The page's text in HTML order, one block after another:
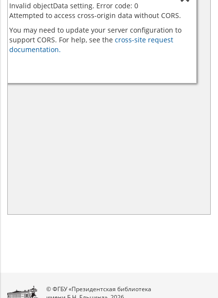
Invalid objectData setting. Error code: 0
Attempted to access cross-origin data without CORS.
You may need to update your server configuration to
support CORS. For help, see the cross-site request
documentation.
© ФГБУ «Президентская библиотека